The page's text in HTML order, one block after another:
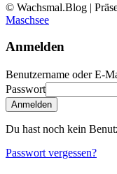
© Wachsmal.Blog |
Maschsee
Anmelden
Benutzername oder E-
Passwort
Anmelden
Du hast noch kein
Passwort vergessen?